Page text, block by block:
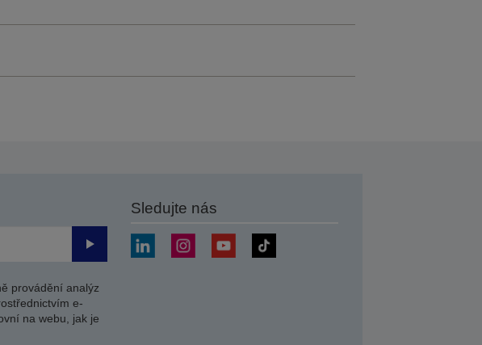
Odeslat
provádění analýz
e-
na webu, jak je
Sledujte nás